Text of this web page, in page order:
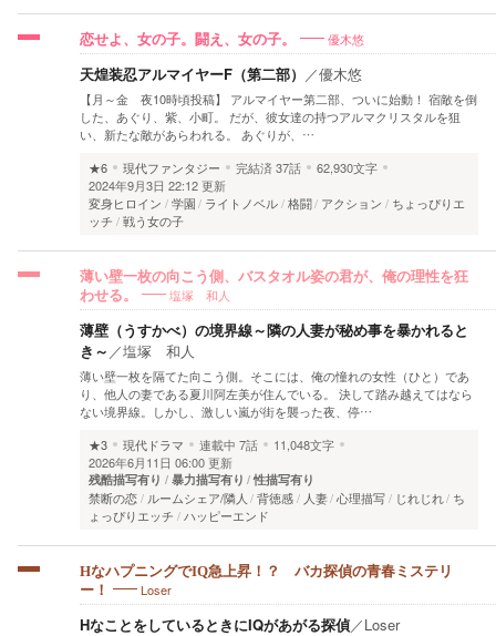
恋せよ、女の子。闘え、女の子。 優木悠
天煌装忍アルマイヤーF（第二部） ／優木悠
【月～金 夜10時頃投稿】 アルマイヤー第二部、ついに始動！ 宿敵を倒
した、あぐり、紫、小町。 だが、彼女達の持つアルマクリスタルを狙
い、新たな敵があらわれる。 あぐりが、…
★6
現代ファンタジー 完結済37話
62,930文字
2024年9月3日 22:12 更新
変身ヒロイン
学園 ライトノベル 格闘 アクション
ちょっぴりエ
ッチ
戦う女の子
薄い壁一枚の向こう側、バスタオル姿の君が、俺の理性を狂
わせる。
塩塚 和人
薄壁（うすかべ）の境界線～隣の人妻が秘め事を暴かれると
き～ ／塩塚 和人
​薄い壁一枚を隔てた向こう側。そこには、俺の憧れの女性（ひと）であ
り、他人の妻である夏川阿左美が住んでいる。 決して踏み越えてはなら
ない境界線。しかし、激しい嵐が街を襲った夜、停…
★3
現代ドラマ 連載中 7話
11,048文字
2026年6月11日 06:00 更新
残酷描写有り 暴力描写有り 性描写有り
禁断の恋 ルームシェア/隣人 背徳感 人妻 心理描写 じれじれ ち
ょっぴりエッチ
ハッピーエンド
HなハプニングでIQ急上昇！？ バカ探偵の青春ミステリ
ー！
Loser
HなことをしているときにIQがあがる探偵／Loser